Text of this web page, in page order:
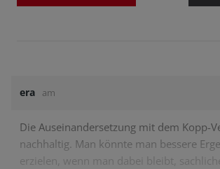
era am
Die Auseinandersetzung mit dem Kopp-
nachhaltig. Man könnte man bessere
erzielen, wenn man dabei bleibt,